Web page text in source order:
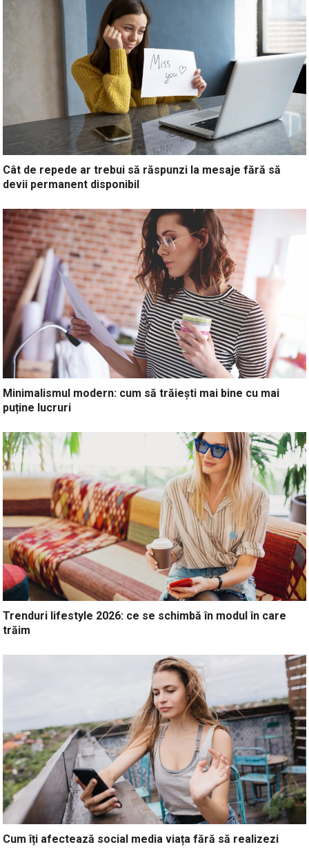
Cât de repede ar trebui să răspunzi la mesaje fără să
devii permanent disponibil
Minimalismul modern: cum să trăiești mai bine cu mai
puține lucruri
Trenduri lifestyle 2026: ce se schimbă în modul în care
trăim
Cum îți afectează social media viața fără să realizezi